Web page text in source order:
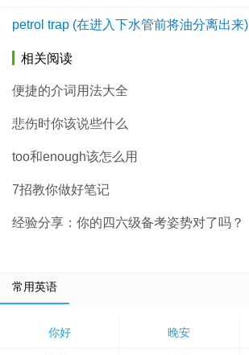
petrol trap (在进入下水管前将油分离出来)
相关阅读
便捷的介词用法大全
悲伤时你该说些什么
too和enough该怎么用
7招教你做好笔记
经验分享：你的四六级备考姿势对了吗？
常用英语
你好 晚安